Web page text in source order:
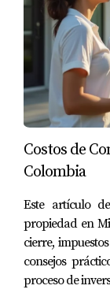
Costos de
Colombia
Este artículo
propiedad en
cierre,
consejos
proceso de